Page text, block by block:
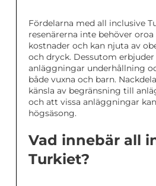
Fördelarna med all inclusive
resenärerna inte behöver
kostnader och kan njuta av
och dryck. Dessutom
anläggningar underhållning
både vuxna och barn.
känsla av begränsning till
och att vissa anläggningar
högsäsong.
Vad innebär all
Turkiet?